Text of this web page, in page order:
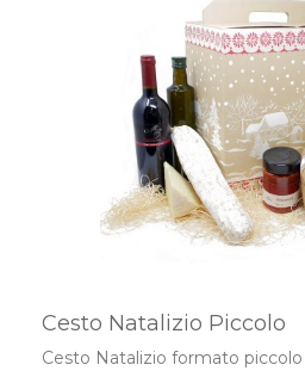
Cesto Natalizio Piccolo
Cesto Natalizio formato